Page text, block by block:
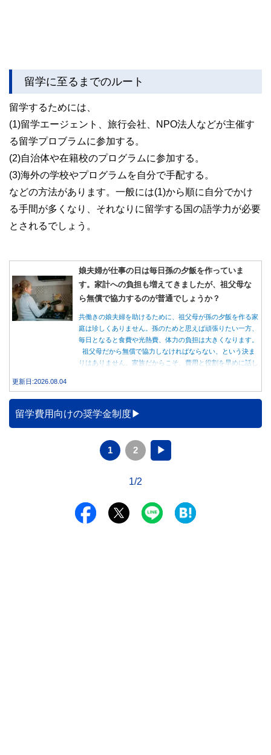
留学に至るまでのルート
留学するためには、
(1)留学エージェント、旅行会社、NPO法人などが主催す
る留学プロブラムに参加する。
(2)自治体や在籍校のプログラムに参加する。
(3)海外の学校やプログラムを自分で手配する。
などの方法があります。一般には(1)から順に自分でかけ
る手間が多くなり、それなりに留学する国の語学力が必要
とされるでしょう。
娘夫婦が仕事の日は毎日孫の夕飯を作っていま
す。家計への負担も増えてきましたが、祖父母な
ら無償で協力するのが普通でしょうか？
共働きの娘夫婦を助けるために、祖父母が孫の夕飯を作る家
庭は珍しくありません。孫のためと思えば頑張りたい一方、
毎日となると食費や光熱費、体力の負担は大きくなります。
祖父母だから無償で協力しなければならない、という決ま
りはありません。家族だからこそ、費用と役割を早めに話し
更新日:2026.08.04
留学費用向けの奨学金制度
1 2 ▶
1/2